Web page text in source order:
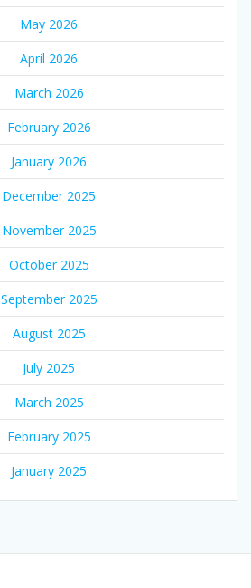
May 2026
April 2026
March 2026
February 2026
January 2026
December 2025
November 2025
October 2025
September 2025
August 2025
July 2025
March 2025
February 2025
January 2025